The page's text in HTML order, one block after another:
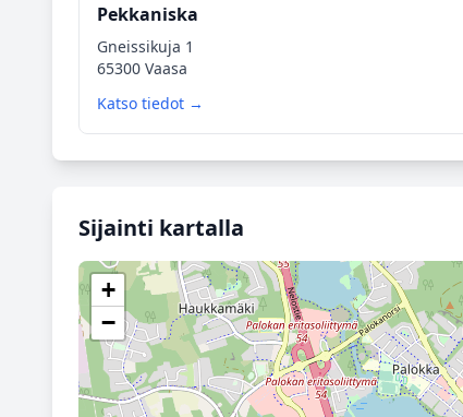
Pekkaniska
Gneissikuja 1
65300 Vaasa
Katso tiedot →
Sijainti kartalla
+
−